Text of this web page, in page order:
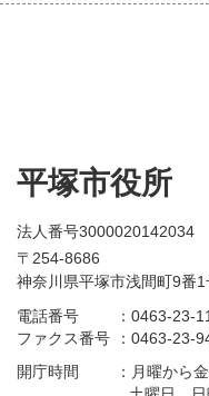
平塚市役所
法人番号3000020142034
〒254-8686
神奈川県平塚市浅間町9番1
電話番号
：0463-23-
ファクス番号
：0463-23-
開庁時間
： 月曜から